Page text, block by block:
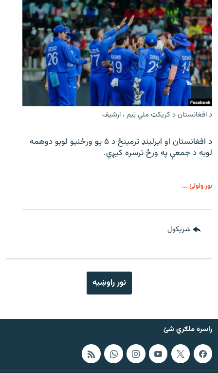
د افغانستان د کریکټ ملي ټیم ، ارشیف
د افغانستان او ایرلینډ ترمینځ د ۵ یو ورځنیو لوبو دوهمه
لوبه د جمعې په ورځ ترسره کیږي.
نور ولولئ ...
شريکول
نور راوښيه
راسره ملګري شئ